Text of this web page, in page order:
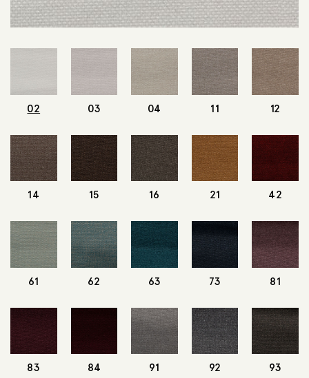
02 03 04 11 12
14 15 16 21 42
61 62 63 73 81
83 84 91 92 93